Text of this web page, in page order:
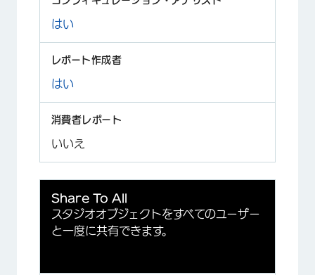
はい
はい
いいえ
Share To All
スタジオオブジェクトをすべてのユーザー
と一度に共有できます。